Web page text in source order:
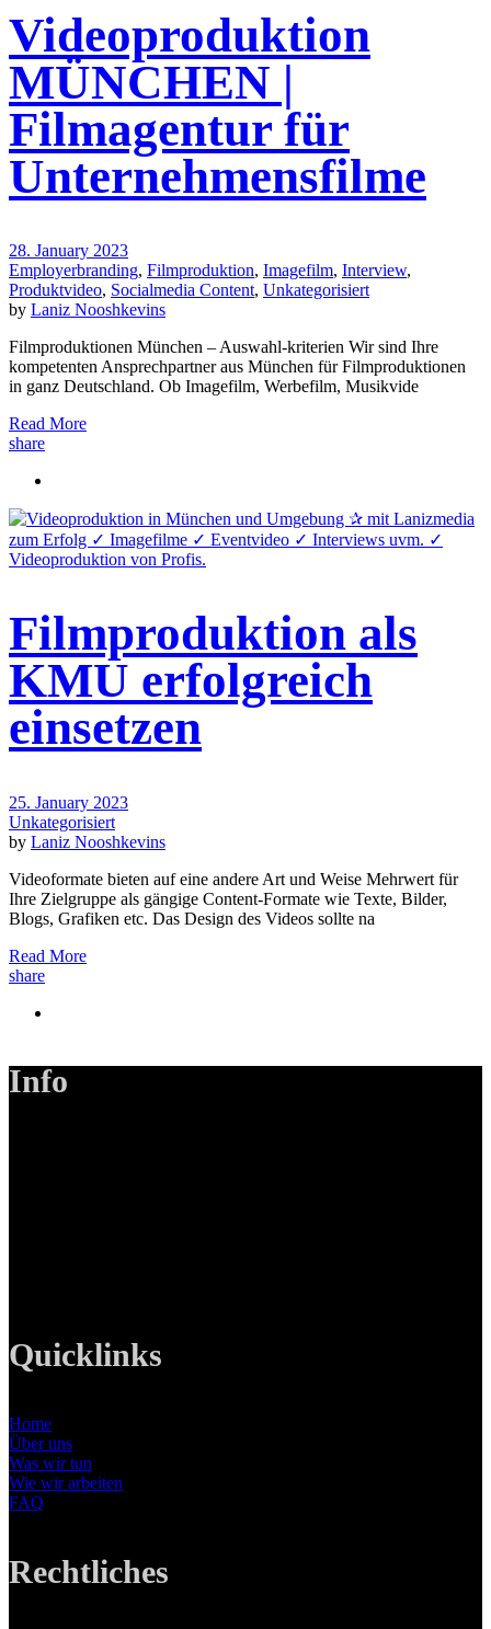
Videoproduktion
MÜNCHEN |
Filmagentur für
Unternehmensfilme
28. January 2023
Employerbranding, Filmproduktion, Imagefilm, Interview,
Produktvideo, Socialmedia Content, Unkategorisiert
by Laniz Nooshkevins
Filmproduktionen München – Auswahl-kriterien Wir sind Ihre
kompetenten Ansprechpartner aus München für Filmproduktionen
in ganz Deutschland. Ob Imagefilm, Werbefilm, Musikvide
Read More
share
Filmproduktion als
KMU erfolgreich
einsetzen
25. January 2023
Unkategorisiert
by Laniz Nooshkevins
Videoformate bieten auf eine andere Art und Weise Mehrwert für
Ihre Zielgruppe als gängige Content-Formate wie Texte, Bilder,
Blogs, Grafiken etc. Das Design des Videos sollte na
Read More
share
Info
Quicklinks
Home
Über uns
Was wir tun
Wie wir arbeiten
FAQ
Rechtliches